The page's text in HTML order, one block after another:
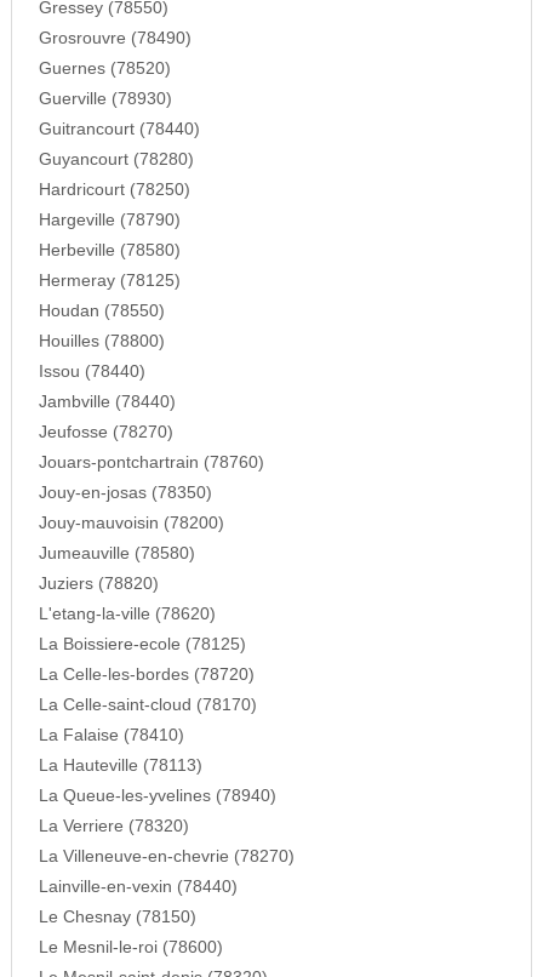
Gressey (78550)
Grosrouvre (78490)
Guernes (78520)
Guerville (78930)
Guitrancourt (78440)
Guyancourt (78280)
Hardricourt (78250)
Hargeville (78790)
Herbeville (78580)
Hermeray (78125)
Houdan (78550)
Houilles (78800)
Issou (78440)
Jambville (78440)
Jeufosse (78270)
Jouars-pontchartrain (78760)
Jouy-en-josas (78350)
Jouy-mauvoisin (78200)
Jumeauville (78580)
Juziers (78820)
L'etang-la-ville (78620)
La Boissiere-ecole (78125)
La Celle-les-bordes (78720)
La Celle-saint-cloud (78170)
La Falaise (78410)
La Hauteville (78113)
La Queue-les-yvelines (78940)
La Verriere (78320)
La Villeneuve-en-chevrie (78270)
Lainville-en-vexin (78440)
Le Chesnay (78150)
Le Mesnil-le-roi (78600)